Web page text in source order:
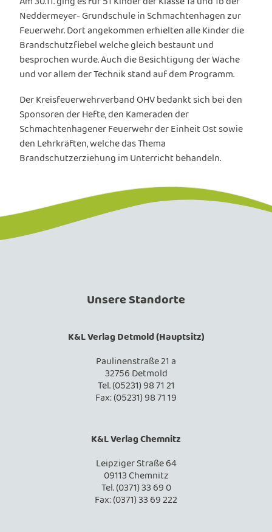
Neddermeyer- Grundschule in Schmachtenhagen zur
Feuerwehr. Dort angekommen erhielten alle Kinder die
Brandschutzfiebel welche gleich bestaunt und
besprochen wurde. Auch die Besichtigung der Wache
und vor allem der Technik stand auf dem Programm.
Der Kreisfeuerwehrverband OHV bedankt sich bei den
Sponsoren der Hefte, den Kameraden der
Schmachtenhagener Feuerwehr der Einheit Ost sowie
den Lehrkräften, welche das Thema
Brandschutzerziehung im Unterricht behandeln.
Unsere Standorte
K&L Verlag Detmold (Hauptsitz)
Paulinenstraße 21 a
32756 Detmold
Tel. (05231) 98 71 21
Fax: (05231) 98 71 19
K&L Verlag Chemnitz
Leipziger Straße 64
09113 Chemnitz
Tel. (0371) 33 69 0
Fax: (0371) 33 69 222